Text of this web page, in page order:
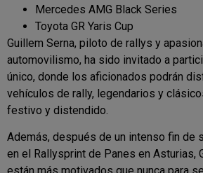
Mercedes AMG Black Series
Toyota GR Yaris Cup
Guillem Serna, piloto de rallys y
automovilismo, ha sido invitado a
único, donde los aficionados podrán
vehículos de rally, legendarios y
festivo y distendido.
Además, después de un intenso fin de
en el Rallysprint de Panes en Asturias,